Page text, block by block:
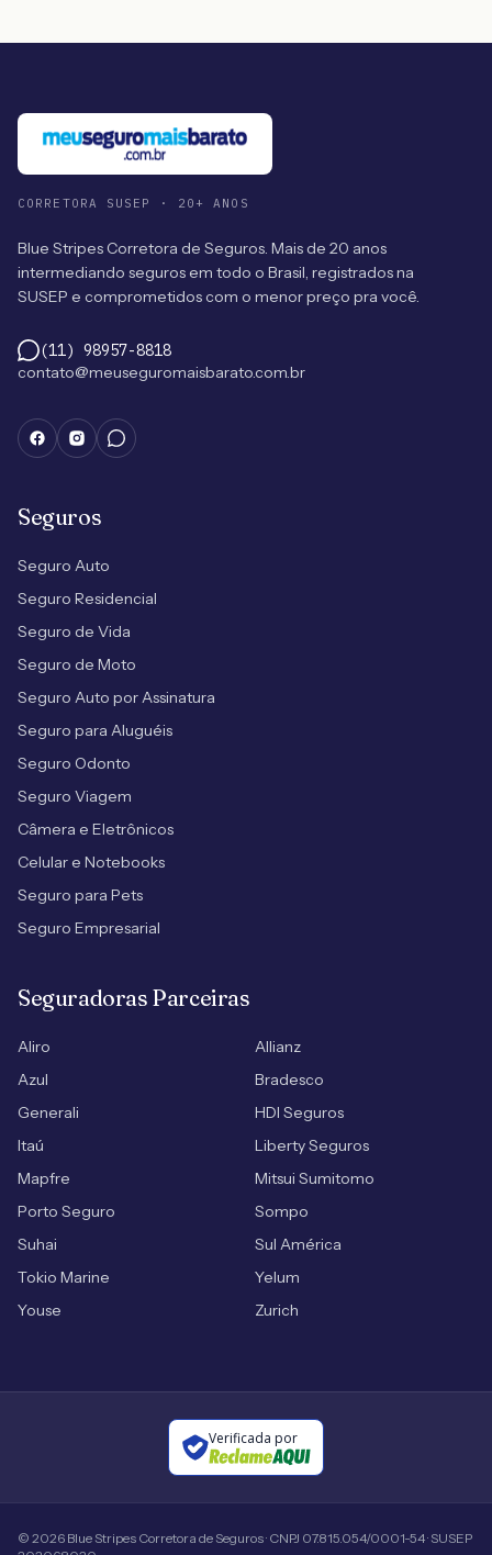
CORRETORA SUSEP · 20+ ANOS
Blue Stripes Corretora de Seguros. Mais de 20 anos
intermediando seguros em todo o Brasil, registrados na
SUSEP e comprometidos com o menor preço pra você.
(11) 98957-8818
contato@meuseguromaisbarato.com.br
Seguros
Seguro Auto
Seguro Residencial
Seguro de Vida
Seguro de Moto
Seguro Auto por Assinatura
Seguro para Aluguéis
Seguro Odonto
Seguro Viagem
Câmera e Eletrônicos
Celular e Notebooks
Seguro para Pets
Seguro Empresarial
Seguradoras Parceiras
Aliro
Allianz
Azul
Bradesco
Generali
HDI Seguros
Itaú
Liberty Seguros
Mapfre
Mitsui Sumitomo
Porto Seguro
Sompo
Suhai
Sul América
Tokio Marine
Yelum
Youse
Zurich
Verificada por
© 2026 Blue Stripes Corretora de Seguros · CNPJ 07.815.054/0001-54 · SUSEP